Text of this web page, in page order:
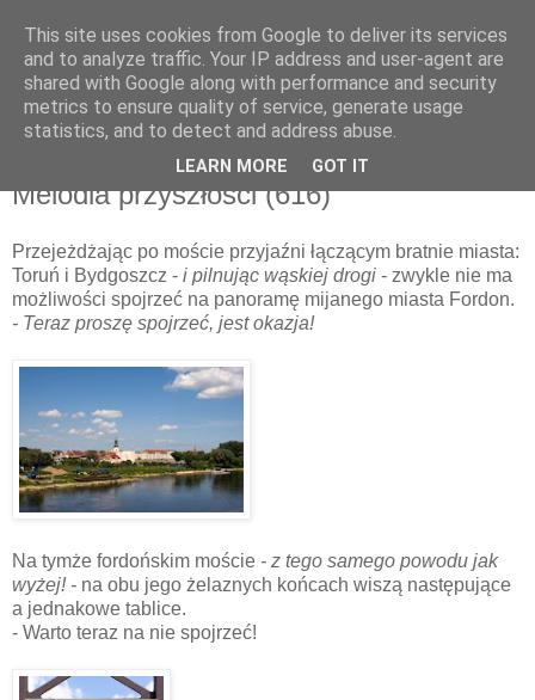
piątek, 17 czerwca 2011
Melodia przyszłości (616)
Przejeżdżając po moście przyjaźni łączącym bratnie miasta:
Toruń i Bydgoszcz - i pilnując wąskiej drogi - zwykle nie ma
możliwości spojrzeć na panoramę mijanego miasta Fordon.
- Teraz proszę spojrzeć, jest okazja!
Na tymże fordońskim moście - z tego samego powodu jak
wyżej! - na obu jego żelaznych końcach wiszą następujące
a jednakowe tablice.
- Warto teraz na nie spojrzeć!
This site uses cookies from Google to deliver its services
and to analyze traffic. Your IP address and user-agent are
shared with Google along with performance and security
metrics to ensure quality of service, generate usage
statistics, and to detect and address abuse.
LEARN MORE GOT IT